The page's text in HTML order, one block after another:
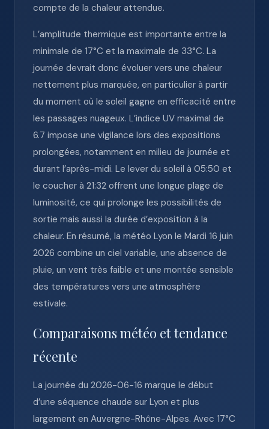
compte de la chaleur attendue.
L’amplitude thermique est importante entre la
minimale de 17°C et la maximale de 33°C. La
journée devrait donc évoluer vers une chaleur
nettement plus marquée, en particulier à partir
du moment où le soleil gagne en efficacité entre
les passages nuageux. L’indice UV maximal de
6.7 impose une vigilance lors des expositions
prolongées, notamment en milieu de journée et
durant l’après-midi. Le lever du soleil à 05:50 et
le coucher à 21:32 offrent une longue plage de
luminosité, ce qui prolonge les possibilités de
sortie mais aussi la durée d’exposition à la
chaleur. En résumé, la météo Lyon le Mardi 16 juin
2026 combine un ciel variable, une absence de
pluie, un vent très faible et une montée sensible
des températures vers une atmosphère
estivale.
Comparaisons météo et tendance
récente
La journée du 2026-06-16 marque le début
d’une séquence chaude sur Lyon et plus
largement en Auvergne-Rhône-Alpes. Avec 17°C